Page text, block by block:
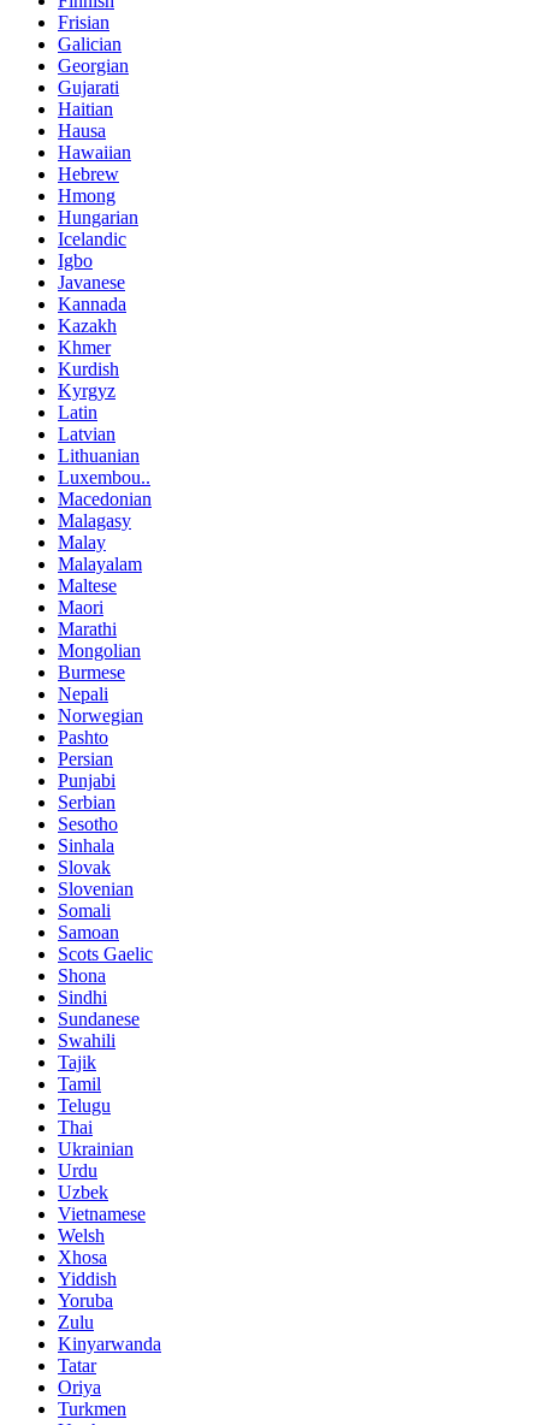
Frisian
Galician
Georgian
Gujarati
Haitian
Hausa
Hawaiian
Hebrew
Hmong
Hungarian
Icelandic
Igbo
Javanese
Kannada
Kazakh
Khmer
Kurdish
Kyrgyz
Latin
Latvian
Lithuanian
Luxembou..
Macedonian
Malagasy
Malay
Malayalam
Maltese
Maori
Marathi
Mongolian
Burmese
Nepali
Norwegian
Pashto
Persian
Punjabi
Serbian
Sesotho
Sinhala
Slovak
Slovenian
Somali
Samoan
Scots Gaelic
Shona
Sindhi
Sundanese
Swahili
Tajik
Tamil
Telugu
Thai
Ukrainian
Urdu
Uzbek
Vietnamese
Welsh
Xhosa
Yiddish
Yoruba
Zulu
Kinyarwanda
Tatar
Oriya
Turkmen